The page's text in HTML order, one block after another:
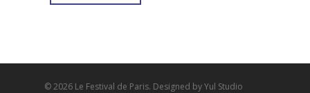
© 2026 Le Festival de Paris. Designed by Yul Studio